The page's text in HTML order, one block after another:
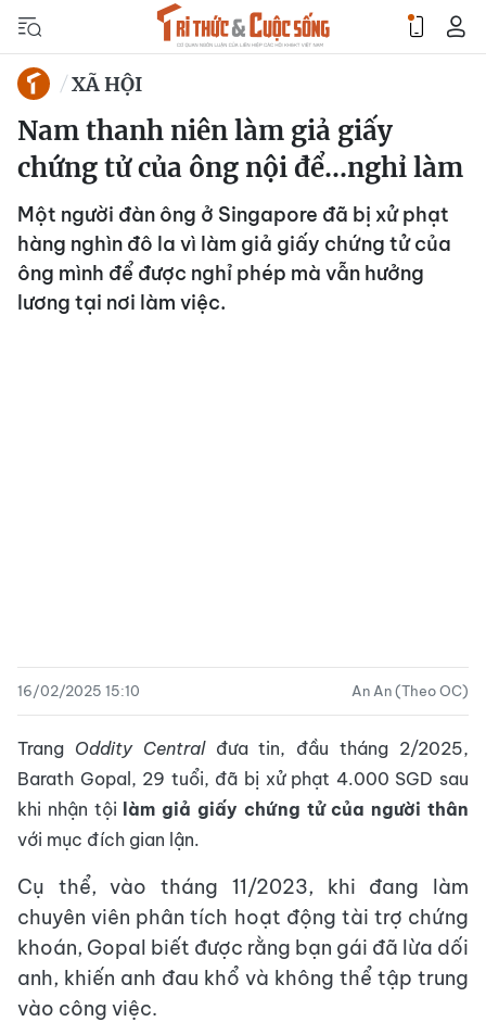
XÃ HỘI
Nam thanh niên làm giả giấy
chứng tử của ông nội để...nghỉ làm
Một người đàn ông ở Singapore đã bị xử phạt
hàng nghìn đô la vì làm giả giấy chứng tử của
ông mình để được nghỉ phép mà vẫn hưởng
lương tại nơi làm việc.
16/02/2025 15:10 An An (Theo OC)
Trang Oddity Centralđưa tin, đầu tháng 2/2025,
Barath Gopal, 29 tuổi, đã bị xử phạt 4.000 SGD sau
khi nhận tội làm giả giấy chứng tử của người thân
với mục đích gian lận.
Cụ thể, vào tháng 11/2023, khi đang làm
chuyên viên phân tích hoạt động tài trợ chứng
khoán, Gopal biết được rằng bạn gái đã lừa dối
anh, khiến anh đau khổ và không thể tập trung
vào công việc.